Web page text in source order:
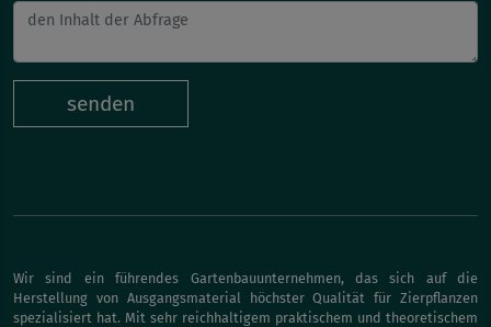
senden
Wir sind ein führendes Gartenbauunternehmen, das sich auf die
Herstellung von Ausgangsmaterial höchster Qualität für Zierpflanzen
spezialisiert hat. Mit sehr reichhaltigem praktischem und theoretischem